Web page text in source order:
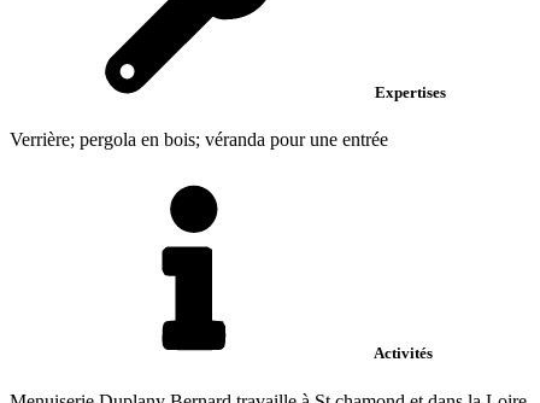
Expertises
Verrière; pergola en bois; véranda pour une entrée
Activités